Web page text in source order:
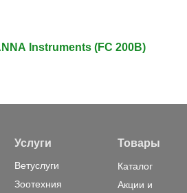
Instruments (FC 200B)
Услуги
Ветуслуги
Зоотехния
Товары
Каталог
Акции и